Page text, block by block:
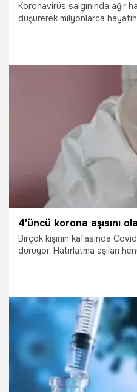
Koronavirüs salgınında ağır
düşürerek milyonlarca hayatın
birçok ülke yetişkinlerle
aşılamaya başlamıştı. Pfizer-
açıklamaya göre ise artık 5
üretilmeye başlanacak.
Birçok kişinin kafasında
duruyor. Hatırlatma aşıları
koruyacak? Bu sorulara
araştırma ile geldi. Prof. Dr.
araştırmayı yorumladı...
31.01.2022 Gündem